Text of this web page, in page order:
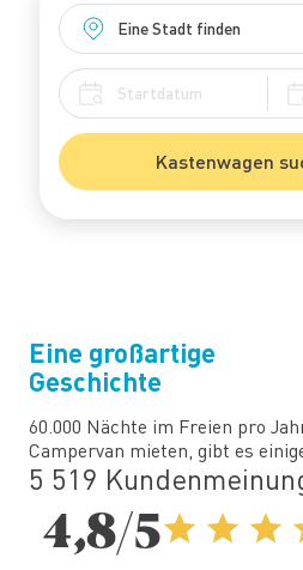
Kastenwagen
Eine großartige
Geschichte
60.000 Nächte im Freien pro
Campervan mieten, gibt es
5 519
4,8/5